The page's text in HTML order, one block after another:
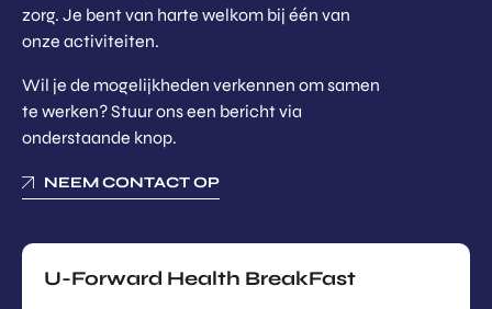
zorg. Je bent van harte welkom bij één van
onze activiteiten.
Wil je de mogelijkheden verkennen om samen
te werken? Stuur ons een bericht via
onderstaande knop.
NEEM CONTACT OP
U-Forward Health BreakFast